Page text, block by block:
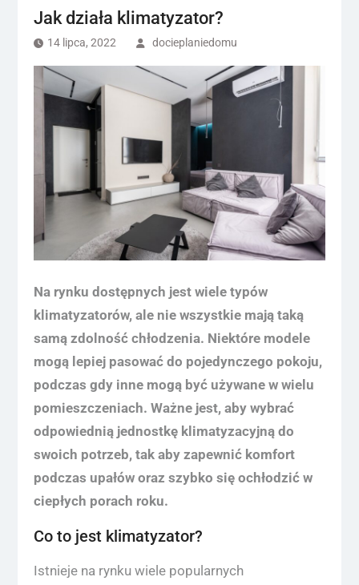
Jak działa klimatyzator?
14 lipca, 2022 docieplaniedomu
Na rynku dostępnych jest wiele typów
klimatyzatorów, ale nie wszystkie mają taką
samą zdolność chłodzenia. Niektóre modele
mogą lepiej pasować do pojedynczego pokoju,
podczas gdy inne mogą być używane w wielu
pomieszczeniach. Ważne jest, aby wybrać
odpowiednią jednostkę klimatyzacyjną do
swoich potrzeb, tak aby zapewnić komfort
podczas upałów oraz szybko się ochłodzić w
ciepłych porach roku.
Co to jest klimatyzator?
Istnieje na rynku wiele popularnych